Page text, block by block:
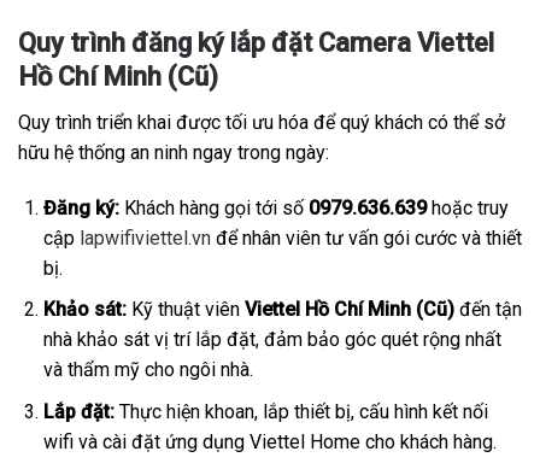
Quy trình đăng ký lắp đặt Camera Viettel
Hồ Chí Minh (Cũ)
Quy trình triển khai được tối ưu hóa để quý khách có thể sở
hữu hệ thống an ninh ngay trong ngày:
Đăng ký:Khách hàng gọi tới số 0979.636.639hoặc truy
cập lapwifiviettel.vnđể nhân viên tư vấn gói cước và thiết
bị.
Khảo sát:Kỹ thuật viên Viettel Hồ Chí Minh (Cũ)đến tận
nhà khảo sát vị trí lắp đặt, đảm bảo góc quét rộng nhất
và thẩm mỹ cho ngôi nhà.
Lắp đặt:Thực hiện khoan, lắp thiết bị, cấu hình kết nối
wifi và cài đặt ứng dụng Viettel Home cho khách hàng.